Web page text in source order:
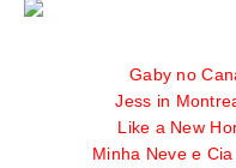
Gaby no
Jess in
Like a New
Minha Neve e Cia